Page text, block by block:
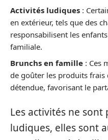
Activités ludiques :
en extérieur, tels que des
responsabilisent les
familiale.
Brunchs en famille : Ces
de goûter les produits frais
détendue, favorisant le
Les activités ne sont
ludiques, elles sont